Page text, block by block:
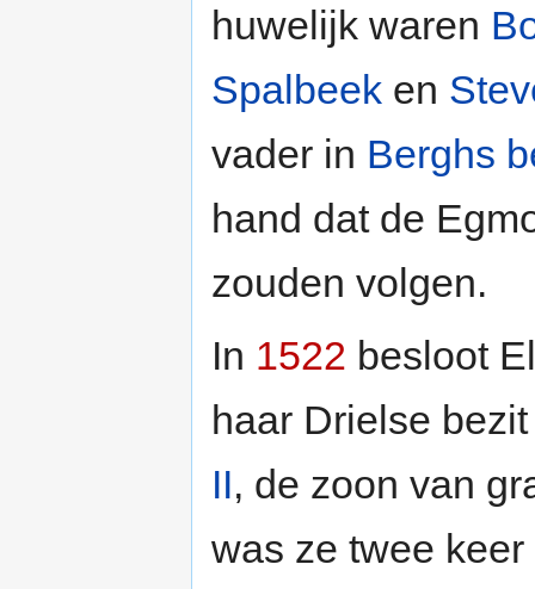
huwelijk waren
Spalbeek en
vader in Berghs
hand dat de
zouden volgen.
In 1522 besloot
haar Drielse
II, de zoon van
was ze twee